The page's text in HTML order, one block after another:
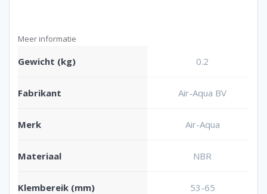
Meer informatie
Gewicht (kg) 0.2
Fabrikant Air-Aqua BV
Merk Air-Aqua
Materiaal NBR
Klembereik (mm) 53-65